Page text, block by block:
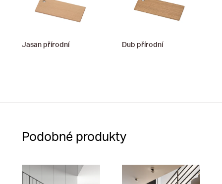
Jasan přírodní Dub přírodní
Podobné produkty